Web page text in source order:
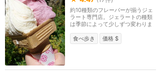
約10種類のフレーバーが揃うジェ
ラート専門店。ジェラートの種類
は季節によって少しずつ変わりま
食べ歩き
価格 $